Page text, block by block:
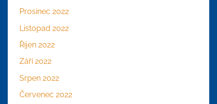
Prosinec 2022
Listopad 2022
Říjen 2022
Září 2022
Srpen 2022
Červenec 2022